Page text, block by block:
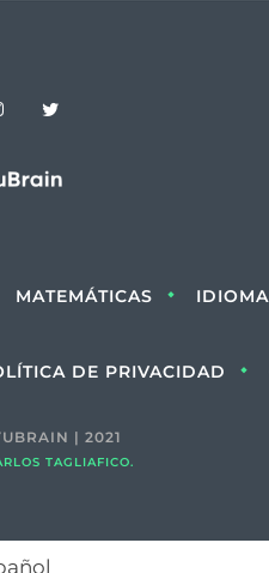
MATEMÁTICAS
DE PRIVACIDAD
| 2021
TAGLIAFICO.